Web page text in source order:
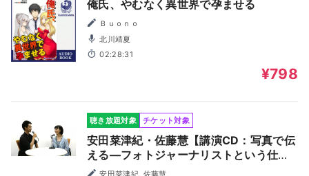
俺氏、やむなく異世界で孕ませる
Ｂｕｏｎｏ
北川靖夏
02:28:31
¥798
聴き放題対象 チケット対象
安田菜津紀・佐藤慧【講演CD：写真で伝
える―フォトジャーナリストという仕事
について】
安田菜津紀, 佐藤慧